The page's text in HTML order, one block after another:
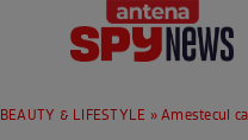
BEAUTY & LIFESTYLE » Amestecul care te va ajută să elimini